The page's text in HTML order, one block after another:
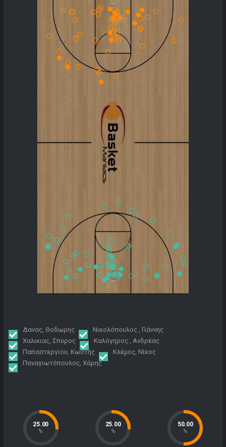
Δανας, Θοδωρης
Νικολόπουλος , Γιάννης
Χαλικιας, Σπυρος
Καλόγηρος , Ανδρέας
Παπαστεργίου, Kωστής
Κλέμος, Νίκος
Παναγιωτόπουλος, Χάρης
25.00
%
25.00
%
50.00
%